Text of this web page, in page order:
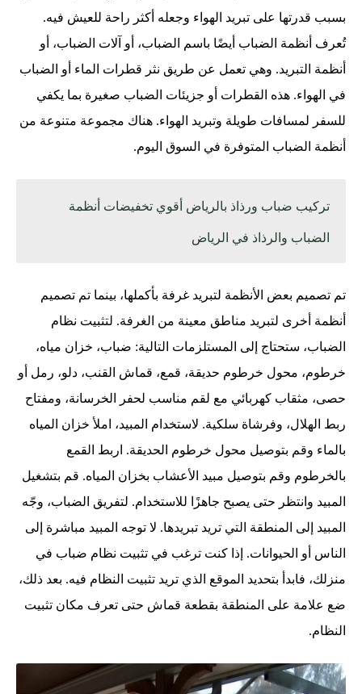
بسبب قدرتها على تبريد الهواء وجعله أكثر راحة للعيش فيه.
تُعرف أنظمة الضباب أيضًا باسم الضباب، أو آلات الضباب، أو
أنظمة التبريد. وهي تعمل عن طريق نثر قطرات الماء أو الضباب
في الهواء. هذه القطرات أو جزيئات الضباب صغيرة بما يكفي
للسفر لمسافات طويلة وتبريد الهواء. هناك مجموعة متنوعة من
أنظمة الضباب المتوفرة في السوق اليوم.
تركيب ضباب ورذاذ بالرياض أقوي تخفيضات أنظمة
الضباب والرذاذ في الرياض
تم تصميم بعض الأنظمة لتبريد غرفة بأكملها، بينما تم تصميم
أنظمة أخرى لتبريد مناطق معينة من الغرفة. لتثبيت نظام
الضباب، ستحتاج إلى المستلزمات التالية: ضباب، خزان مياه،
خرطوم، محول خرطوم حديقة، قمع، قماش القنب، دلو، رمل أو
حصى، مثقاب كهربائي مع لقم مناسب لحفر الخرسانة، ومفتاح
ربط الهلال، وفرشاة سلكية. لاستخدام المبيد، املأ خزان المياه
بالماء وقم بتوصيل محول خرطوم الحديقة. اربط القمع
بالخرطوم وقم بتوصيل مبيد الأعشاب بخزان المياه. قم بتشغيل
المبيد وانتظر حتى يصبح جاهزًا للاستخدام. لتفريق الضباب، وجّه
المبيد إلى المنطقة التي تريد تبريدها. لا توجه المبيد مباشرة إلى
الناس أو الحيوانات. إذا كنت ترغب في تثبيت نظام ضباب في
منزلك، فابدأ بتحديد الموقع الذي تريد تثبيت النظام فيه. بعد ذلك،
ضع علامة على المنطقة بقطعة قماش حتى تعرف مكان تثبيت
النظام.